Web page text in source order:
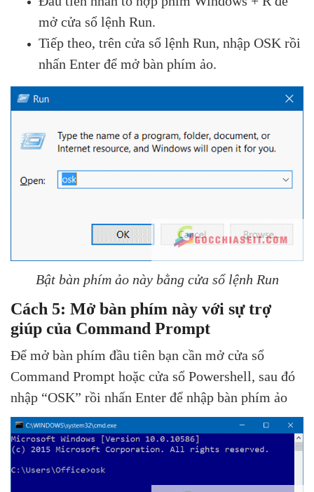
mở cửa sổ lệnh Run.
Tiếp theo, trên cửa sổ lệnh Run, nhập OSK rồi
nhấn Enter để mở bàn phím ảo.
Bật bàn phím ảo này bằng cửa sổ lệnh Run
Cách 5: Mở bàn phím này với sự trợ
giúp của Command Prompt
Để mở bàn phím đầu tiên bạn cần mở cửa sổ
Command Prompt hoặc cửa sổ Powershell, sau đó
nhập “OSK” rồi nhấn Enter để nhập bàn phím ảo